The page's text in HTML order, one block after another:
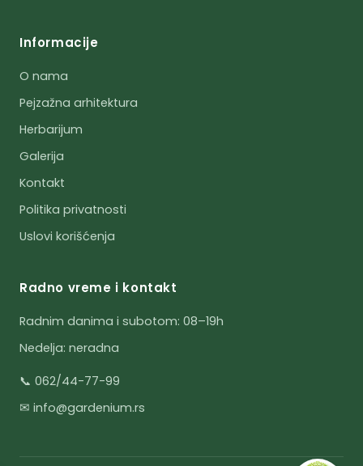
Informacije
O nama
Pejzažna arhitektura
Herbarijum
Galerija
Kontakt
Politika privatnosti
Uslovi korišćenja
Radno vreme i kontakt
Radnim danima i subotom: 08–19h
Nedelja: neradna
📞 062/44-77-99
✉ info@gardenium.rs